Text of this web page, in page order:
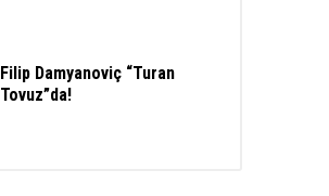
Filip Damyanoviç “Turan
Tovuz”da!